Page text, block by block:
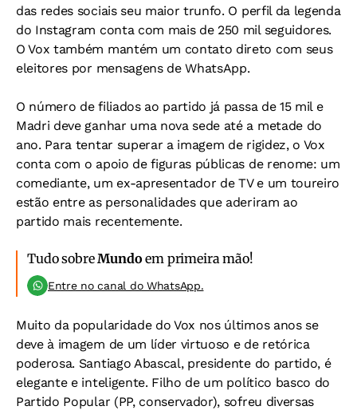
das redes sociais seu maior trunfo. O perfil da legenda
do Instagram conta com mais de 250 mil seguidores.
O Vox também mantém um contato direto com seus
eleitores por mensagens de WhatsApp.
O número de filiados ao partido já passa de 15 mil e
Madri deve ganhar uma nova sede até a metade do
ano. Para tentar superar a imagem de rigidez, o Vox
conta com o apoio de figuras públicas de renome: um
comediante, um ex-apresentador de TV e um toureiro
estão entre as personalidades que aderiram ao
partido mais recentemente.
Tudo sobreMundo em primeira mão!
Entre no canal do WhatsApp.
Muito da popularidade do Vox nos últimos anos se
deve à imagem de um líder virtuoso e de retórica
poderosa. Santiago Abascal, presidente do partido, é
elegante e inteligente. Filho de um político basco do
Partido Popular (PP, conservador), sofreu diversas